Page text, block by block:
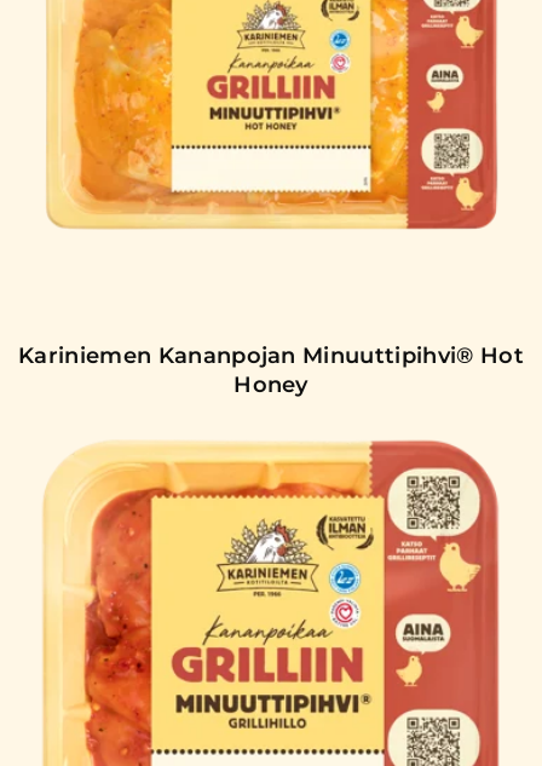
Kariniemen Kananpojan Minuuttipihvi® Hot
Honey